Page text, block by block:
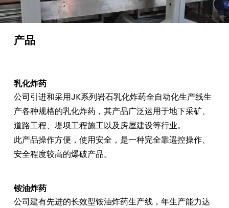
产品
乳化炸药
公司引进和采用JK系列岩石乳化炸药全自动化生产线生
产各种规格的乳化炸药，其产品广泛运用于地下采矿、
道路工程、堤坝工程施工以及房屋建设等行业。
此产品操作方便，使用安全，是一种完全靠遥控操作、
安全程度较高的爆破产品。
铵油炸药
公司建有先进的长效型铵油炸药生产线，年生产能力达